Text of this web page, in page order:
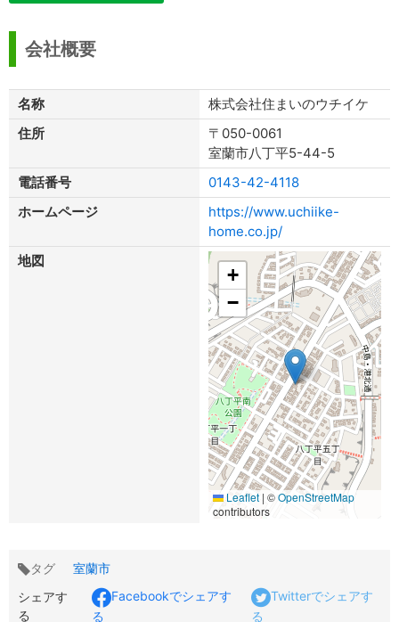
会社概要
名称
株式会社住まいのウチイケ
住所
〒050-0061
室蘭市八丁平5-44-5
電話番号
0143-42-4118
ホームページ
https://www.uchiike-
home.co.jp/
地図
+
−
Leaflet | ©OpenStreetMap
contributors
タグ
室蘭市
シェアす
る
Facebookでシェアす
る
Twitterでシェアす
る